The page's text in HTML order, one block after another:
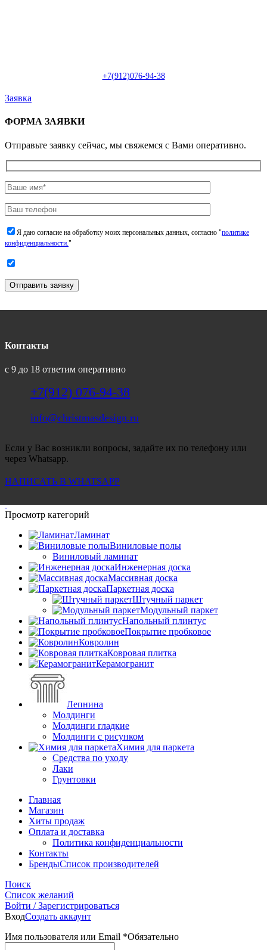
+7(912)076-94-38
Заявка
ФОРМА ЗАЯВКИ
Отправьте заявку сейчас, мы свяжемся с Вами оперативно.
Я даю согласие на обработку моих персональных данных, согласно "политике
конфиденциальности."
Отправить заявку
Контакты
с 9 до 18 ответим оперативно
+7(912) 076-94-38
info@christmasdesign.ru
Если у Вас возникли вопросы, задайте их по телефону или
через Whatsapp.
НАПИСАТЬ В WHATSAPP
Просмотр категорий
Ламинат
Виниловые полы
Виниловый ламинат
Инженерная доска
Массивная доска
Паркетная доска
Штучный паркет
Модульный паркет
Напольный плинтус
Покрытие пробковое
Ковролин
Ковровая плитка
Керамогранит
Лепнина
Молдинги
Молдинги гладкие
Молдинги с рисунком
Химия для паркета
Средства по уходу
Лаки
Грунтовки
Главная
Магазин
Хиты продаж
Оплата и доставка
Политика конфиденциальности
Контакты
БрендыСписок производителей
Поиск
Список желаний
Войти / Зарегистрироваться
ВходСоздать аккаунт
Имя пользователя или Email *Обязательно